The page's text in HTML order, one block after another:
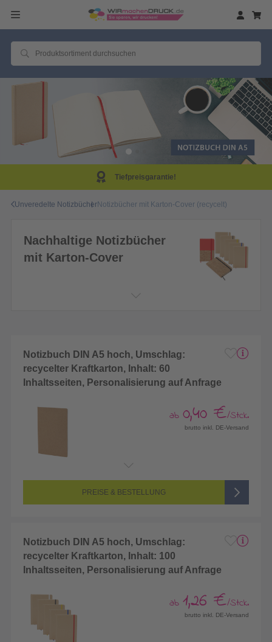
Tiefpreisgarantie!
Unveredelte NotizbücherNotizbücher mit Karton-Cover (recycelt)
Nachhaltige Notizbücher
mit Karton-Cover
Notizbuch DIN A5 hoch, Umschlag:
recycelter Kraftkarton, Inhalt: 60
Inhaltsseiten, Personalisierung auf Anfrage
ab 0,40 €/Stck.
brutto inkl. DE-Versand
PREISE & BESTELLUNG
Notizbuch DIN A5 hoch, Umschlag:
recycelter Kraftkarton, Inhalt: 100
Inhaltsseiten, Personalisierung auf Anfrage
ab 1,26 €/Stck.
brutto inkl. DE-Versand